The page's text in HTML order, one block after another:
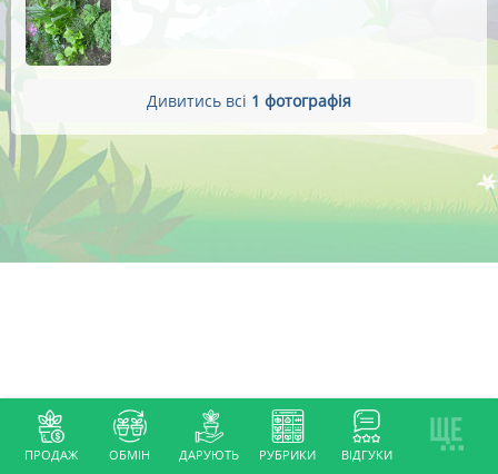
ПРОДАЖ ОБМІН ДАРУЮТЬ РУБРИКИ ВІДГУКИ
Дивитись всі 1 фотографія